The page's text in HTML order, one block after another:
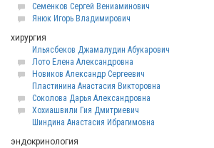
Семенков Сергей Вениаминович
Янюк Игорь Владимирович
хирургия
Ильясбеков Джамалудин Абукарович
Лото Елена Александровна
Новиков Александр Сергеевич
Пластинина Анастасия Викторовна
Соколова Дарья Александровна
Хохиашвили Гия Дмитриевич
Шиндина Анастасия Ибрагимовна
эндокринология